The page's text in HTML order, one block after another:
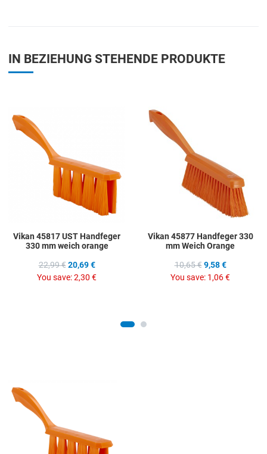
IN BEZIEHUNG STEHENDE PRODUKTE
Add to Wishlist
Add to Compare
Vikan 45817 UST Handfeger
330 mm weich orange
22,99 € 20,69 €
You save:2,30 €
Vikan 45877 Handfeger 330
mm Weich Orange
10,65 € 9,58 €
You save: 1,06 €